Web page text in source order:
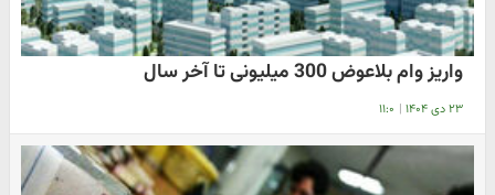
واریز وام بلاعوض 300 میلیونی تا آخر سال
۲۳ دی ۱۴۰۴ | ۱۱:۰